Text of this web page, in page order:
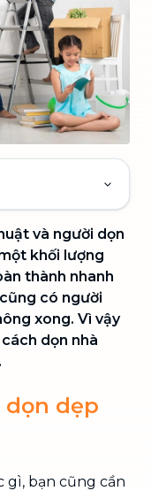
và người dọn
khối lượng
thành nhanh
có người
xong. Vì vậy
dọn nhà
dọn dẹp
gì, bạn cũng cần